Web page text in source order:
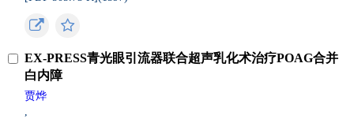
EX-PRESS青光眼引流器联合超声乳化术治疗POAG合并
白内障
贾烨
,